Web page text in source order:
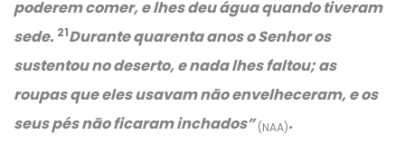
poderem comer, e lhes deu água quando tiveram
sede. 21Durante quarenta anos o Senhor os
sustentou no deserto, e nada lhes faltou; as
roupas que eles usavam não envelheceram, e os
seus pés não ficaram inchados”(NAA).